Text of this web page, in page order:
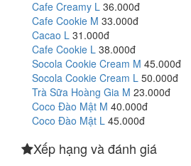
Cafe Creamy L 36.000đ
Cafe Cookie M 33.000đ
Cacao L 31.000đ
Cafe Cookie L 38.000đ
Socola Cookie Cream M 45.000đ
Socola Cookie Cream L 50.000đ
Trà Sữa Hoàng Gia M 23.000đ
Coco Đào Mật M 40.000đ
Coco Đào Mật L 45.000đ
Xếp hạng và đánh giá